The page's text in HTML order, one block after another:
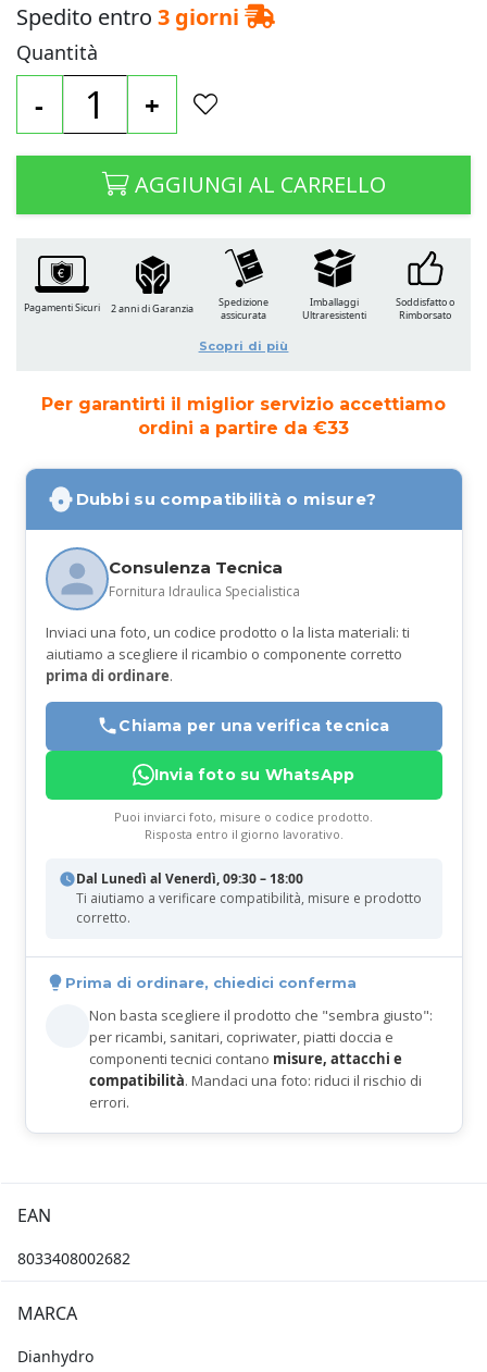
Spedito entro 3 giorni
Quantità
- +
AGGIUNGI AL CARRELLO
Per garantirti il miglior servizio accettiamo
ordini a partire da €33
Dubbi su compatibilità o misure?
Consulenza Tecnica
Fornitura Idraulica Specialistica
Inviaci una foto, un codice prodotto o la lista materiali: ti
aiutiamo a scegliere il ricambio o componente corretto
prima di ordinare.
Chiama per una verifica tecnica
Invia foto su WhatsApp
Puoi inviarci foto, misure o codice prodotto.
Risposta entro il giorno lavorativo.
Dal Lunedì al Venerdì, 09:30 – 18:00
Ti aiutiamo a verificare compatibilità, misure e prodotto
corretto.
Prima di ordinare, chiedici conferma
Non basta scegliere il prodotto che "sembra giusto":
per ricambi, sanitari, copriwater, piatti doccia e
componenti tecnici contano misure, attacchi e
compatibilità. Mandaci una foto: riduci il rischio di
errori.
Pagamenti Sicuri 2 anni di Garanzia
Spedizione
assicurata
Imballaggi
Ultraresistenti
Soddisfatto o
Rimborsato
Scopri di più
EAN
8033408002682
MARCA
Dianhydro